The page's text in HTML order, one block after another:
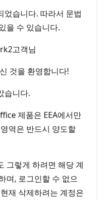
었습니다. 따라서 문법
을 수 있습니다.
고객님
것을 환영합니다!
습니다.
제품은 EEA에서만
역은 반드시 양도할
그렇게 하려면 해당 계
며, 로그인할 수 없으
재 삭제하려는 계정은